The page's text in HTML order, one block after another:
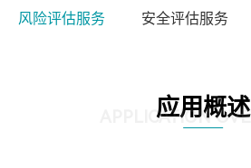
风险评估服务 安全评估服务
应用概述
APPLICATION